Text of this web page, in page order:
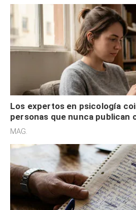
Los expertos en psicología
personas que nunca publican
redes sociales no pretenden
MAG.